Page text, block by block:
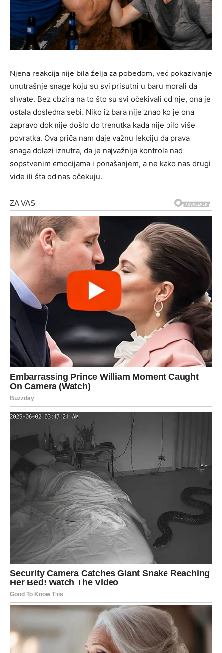
Njena reakcija nije bila želja za pobedom, već pokazivanje
unutrašnje snage koju su svi prisutni u baru morali da
shvate. Bez obzira na to što su svi očekivali od nje, ona je
ostala dosledna sebi. Niko iz bara nije znao ko je ona
zapravo dok nije došlo do trenutka kada nije bilo više
povratka. Ova priča nam daje važnu lekciju da prava
snaga dolazi iznutra, da je najvažnija kontrola nad
sopstvenim emocijama i ponašanjem, a ne kako nas drugi
vide ili šta od nas očekuju.